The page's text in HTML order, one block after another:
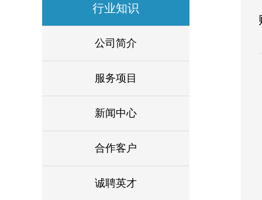
行业知识
公司简介
服务项目
新闻中心
合作客户
诚聘英才